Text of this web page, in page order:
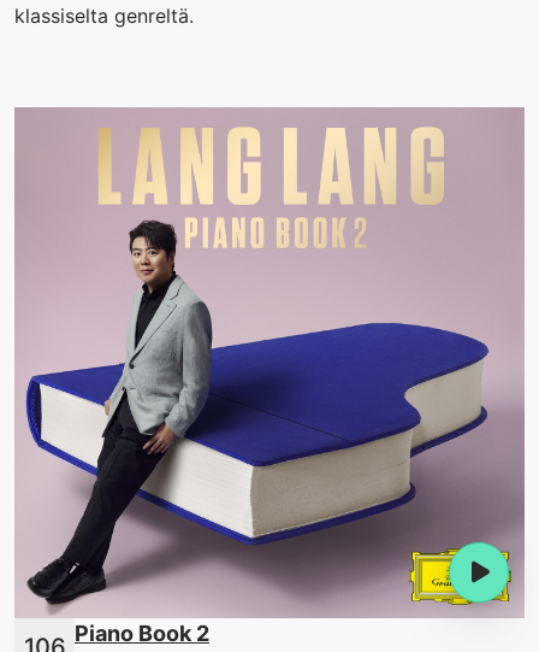
klassiselta genreltä.
Piano Book 2